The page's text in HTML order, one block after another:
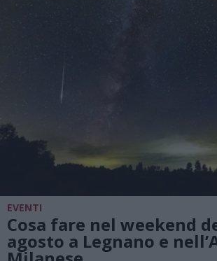
EVENTI
Cosa fare nel weekend
agosto a Legnano e